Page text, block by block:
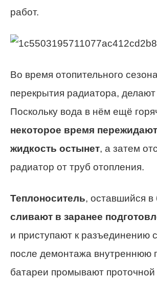
работ.
Во время отопительного
перекрытия радиатора, делают
Поскольку вода в нём ещё
некоторое время
жидкость остынет, а затем
радиатор от труб отопления.
Теплоноситель, оставшийся в
сливают в заранее
и приступают к разъединению
после демонтажа внутреннюю
батареи промывают проточной